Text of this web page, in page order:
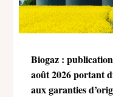
Biogaz :
août 2026 portant
aux garanties